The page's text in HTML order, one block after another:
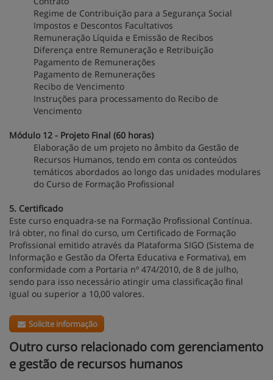
Regime de Contribuição para a Segurança Social
Impostos e Descontos Facultativos
Remuneração Líquida e Emissão de Recibos
Diferença entre Remuneração e Retribuição
Pagamento de Remunerações
Pagamento de Remunerações
Recibo de Vencimento
Instruções para processamento do Recibo de
Vencimento
Módulo 12 - Projeto Final (60 horas)
Elaboração de um projeto no âmbito da Gestão de
Recursos Humanos, tendo em conta os conteúdos
temáticos abordados ao longo das unidades modulares
do Curso de Formação Profissional
5. Certificado
Este curso enquadra-se na Formação Profissional Contínua.
Irá obter, no final do curso, um Certificado de Formação
Profissional emitido através da Plataforma SIGO (Sistema de
Informação e Gestão da Oferta Educativa e Formativa), em
conformidade com a Portaria nº 474/2010, de 8 de julho,
sendo para isso necessário atingir uma classificação final
igual ou superior a 10,00 valores.
Solicite informação
Outro curso relacionado com gerenciamento
e gestão de recursos humanos